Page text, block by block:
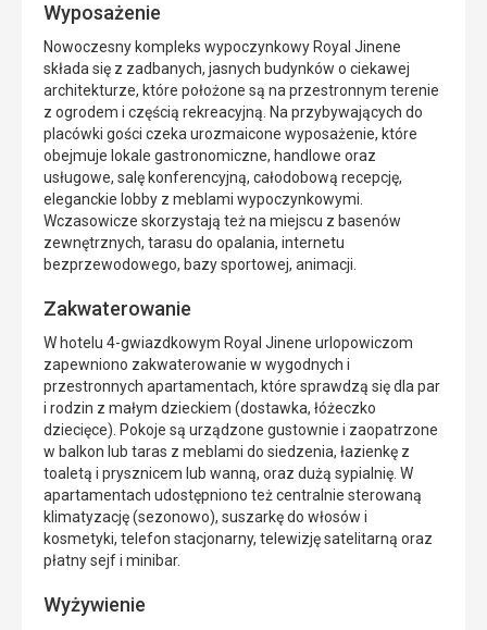
Wyposażenie
Nowoczesny kompleks wypoczynkowy Royal Jinene
składa się z zadbanych, jasnych budynków o ciekawej
architekturze, które położone są na przestronnym terenie
z ogrodem i częścią rekreacyjną. Na przybywających do
placówki gości czeka urozmaicone wyposażenie, które
obejmuje lokale gastronomiczne, handlowe oraz
usługowe, salę konferencyjną, całodobową recepcję,
eleganckie lobby z meblami wypoczynkowymi.
Wczasowicze skorzystają też na miejscu z basenów
zewnętrznych, tarasu do opalania, internetu
bezprzewodowego, bazy sportowej, animacji.
Zakwaterowanie
W hotelu 4-gwiazdkowym Royal Jinene urlopowiczom
zapewniono zakwaterowanie w wygodnych i
przestronnych apartamentach, które sprawdzą się dla par
i rodzin z małym dzieckiem (dostawka, łóżeczko
dziecięce). Pokoje są urządzone gustownie i zaopatrzone
w balkon lub taras z meblami do siedzenia, łazienkę z
toaletą i prysznicem lub wanną, oraz dużą sypialnię. W
apartamentach udostępniono też centralnie sterowaną
klimatyzację (sezonowo), suszarkę do włosów i
kosmetyki, telefon stacjonarny, telewizję satelitarną oraz
płatny sejf i minibar.
Wyżywienie